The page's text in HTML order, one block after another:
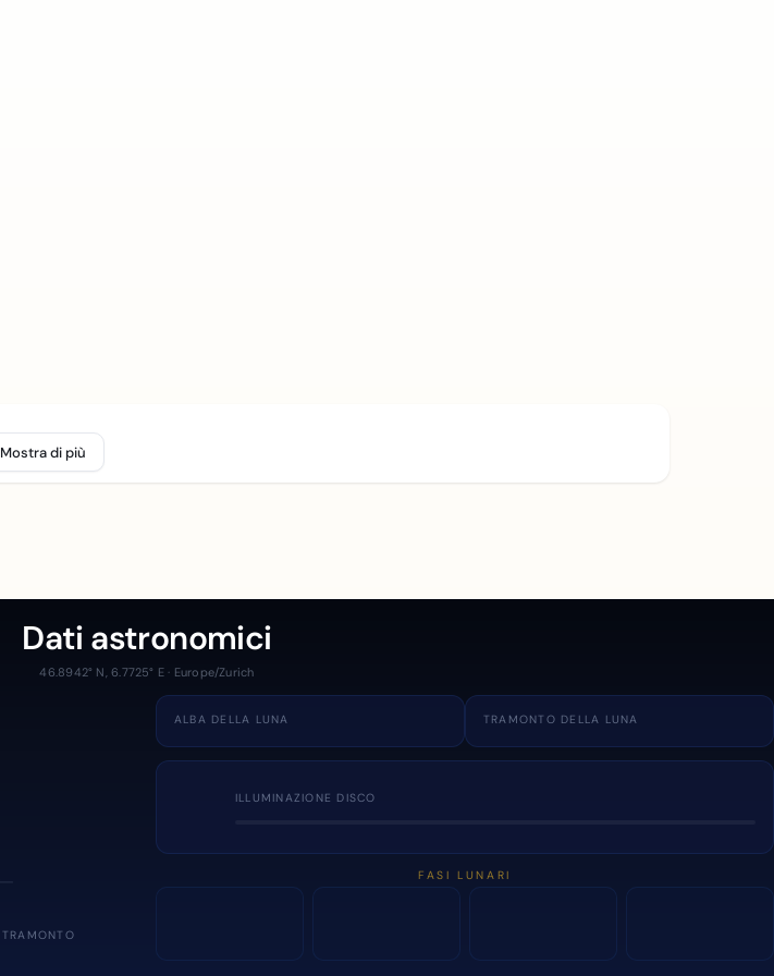
Mostra di più
Dati astronomici
46.8942° N, 6.7725° E · Europe/Zurich
TRAMONTO
ALBA DELLA LUNA TRAMONTO DELLA LUNA
ILLUMINAZIONE DISCO
FASI LUNARI